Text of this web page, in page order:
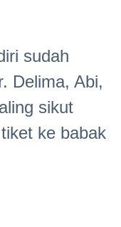
sudah
Delima, Abi,
sikut
ke babak